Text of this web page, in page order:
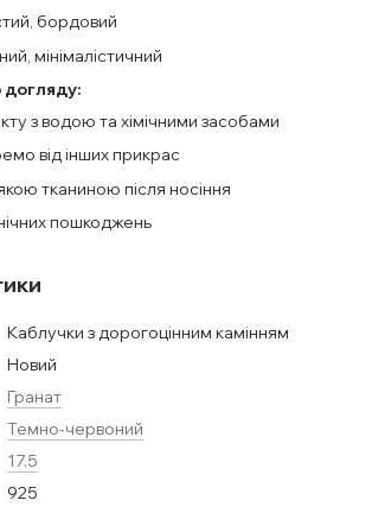
бордовий
мінімалістичний
догляду:
з водою та хімічними засобами
від інших прикрас
тканиною після носіння
пошкоджень
Каблучки з дорогоцінним камінням
Новий
Гранат
Темно-червоний
17.5
925